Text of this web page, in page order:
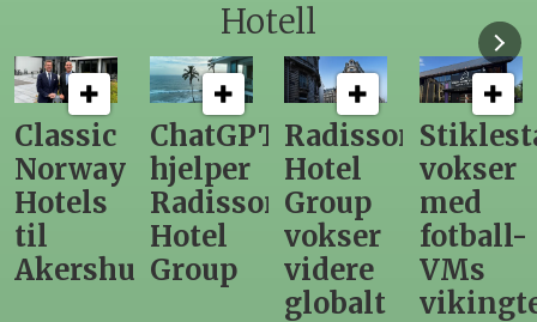
Hotell
ChatGPT
hjelper
Radisson
Hotel
Group
Radisson
Hotel
Group
vokser
videre
Stiklestad
vokser
med
fotball-
VMs
vikingtematikk
Fra
direktør
til
nytt